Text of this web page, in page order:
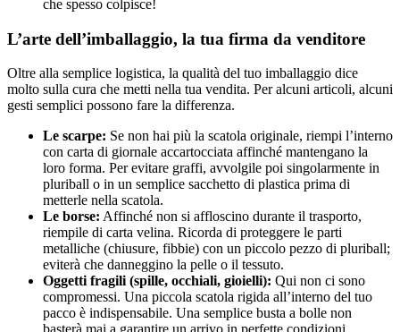
che spesso colpisce!
L’arte dell’imballaggio, la tua firma da venditore
Oltre alla semplice logistica, la qualità del tuo imballaggio dice
molto sulla cura che metti nella tua vendita. Per alcuni articoli, alcuni
gesti semplici possono fare la differenza.
Le scarpe: Se non hai più la scatola originale, riempi l’interno
con carta di giornale accartocciata affinché mantengano la
loro forma. Per evitare graffi, avvolgile poi singolarmente in
pluriball o in un semplice sacchetto di plastica prima di
metterle nella scatola.
Le borse: Affinché non si affloscino durante il trasporto,
riempile di carta velina. Ricorda di proteggere le parti
metalliche (chiusure, fibbie) con un piccolo pezzo di pluriball;
eviterà che danneggino la pelle o il tessuto.
Oggetti fragili (spille, occhiali, gioielli): Qui non ci sono
compromessi. Una piccola scatola rigida all’interno del tuo
pacco è indispensabile. Una semplice busta a bolle non